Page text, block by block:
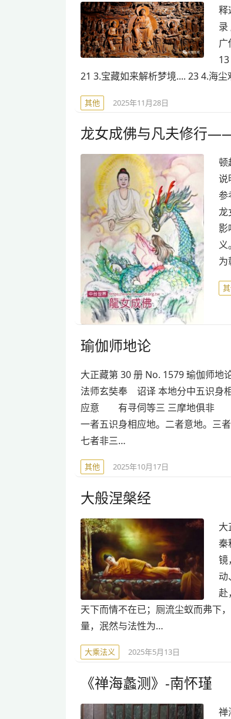
释
录
广
21 3.宝藏如来解析梦境.... 23 4.海
其他 2025年11月28日
龙女成佛与凡夫修行
顿
说
参
龙
影
义
为
瑜伽师地论
大正藏第 30 册 No. 1579 瑜伽师地
法师玄奘奉 诏译 本地分中五识身
应意 有寻伺等三 三摩地俱非
一者五识身相应地。二者意地。三
七者非三…
其他 2025年10月17日
大般涅槃经
大
秦
镜
动
赴
天下而情不在已；厕流尘蚁而弗下
量，泯然与法性为…
大乘法义 2025年5月13日
《禅海蠡测》-南怀瑾
禅